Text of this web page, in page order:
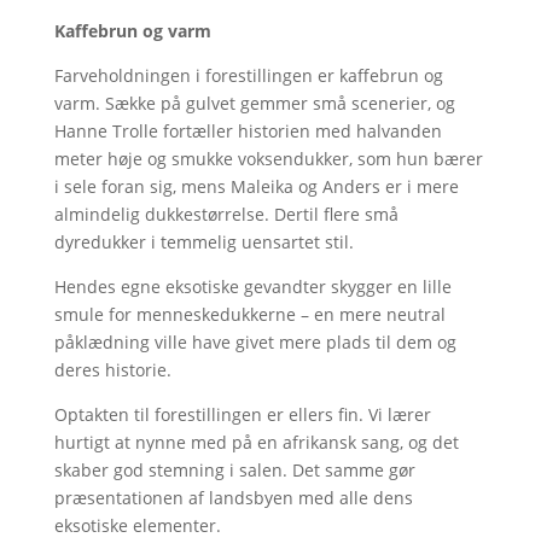
Kaffebrun og varm
Farveholdningen i forestillingen er kaffebrun og
varm. Sække på gulvet gemmer små scenerier, og
Hanne Trolle fortæller historien med halvanden
meter høje og smukke voksendukker, som hun bærer
i sele foran sig, mens Maleika og Anders er i mere
almindelig dukkestørrelse. Dertil flere små
dyredukker i temmelig uensartet stil.
Hendes egne eksotiske gevandter skygger en lille
smule for menneskedukkerne – en mere neutral
påklædning ville have givet mere plads til dem og
deres historie.
Optakten til forestillingen er ellers fin. Vi lærer
hurtigt at nynne med på en afrikansk sang, og det
skaber god stemning i salen. Det samme gør
præsentationen af landsbyen med alle dens
eksotiske elementer.